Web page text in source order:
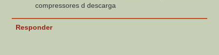
compressores d descarga
Responder